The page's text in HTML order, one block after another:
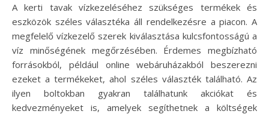
A kerti tavak vízkezeléséhez szükséges termékek és
eszközök széles választéka áll rendelkezésre a piacon. A
megfelelő vízkezelő szerek kiválasztása kulcsfontosságú a
víz minőségének megőrzésében. Érdemes megbízható
forrásokból, például online webáruházakból beszerezni
ezeket a termékeket, ahol széles választék található. Az
ilyen boltokban gyakran találhatunk akciókat és
kedvezményeket is, amelyek segíthetnek a költségek